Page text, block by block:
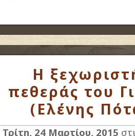
Η
πεθεράς του
(Ελένης
Τρίτη, 24 Μαρτίου, 2015